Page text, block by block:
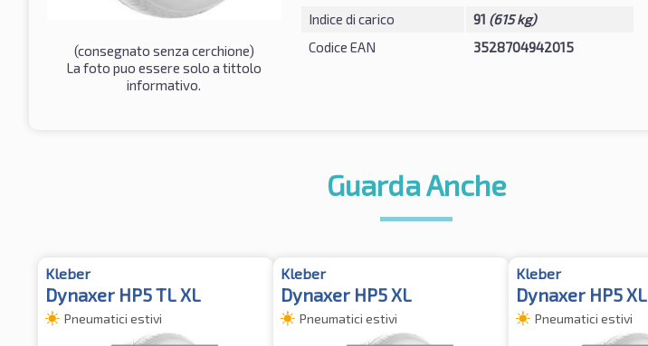
(consegnato senza cerchione)
La foto puo essere solo a tittolo
informativo.
Indice di carico
91 (615 kg)
Codice EAN
3528704942015
Guarda Anche
Kleber
Dynaxer HP5 TL XL
Pneumatici estivi
Kleber
Dynaxer HP5 XL
Pneumatici estivi
Kleber
Dynaxer HP5 XL
Pneumatici estivi